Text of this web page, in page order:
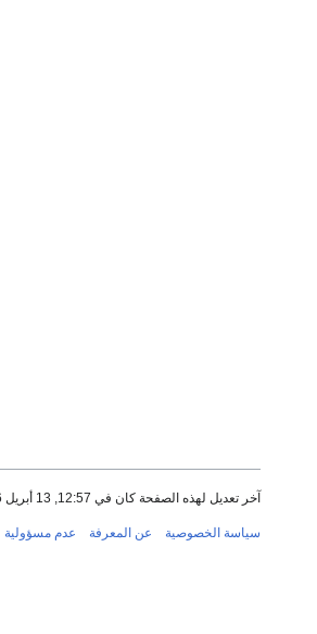
آخر تعديل لهذه الصفحة كان في 12:57, 13 أبريل 2026.
سياسة الخصوصية عن المعرفة عدم مسؤولية